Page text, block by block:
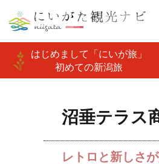
はじめまして「にいが旅」
初めての新潟旅
沼垂テラス
レトロと新しさ